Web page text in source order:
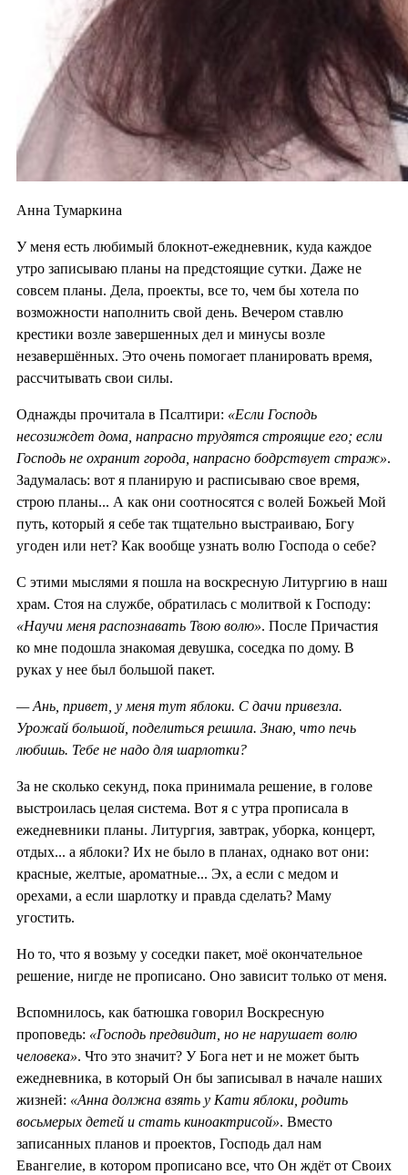
Анна Тумаркина
У меня есть любимый блокнот-ежедневник, куда каждое
утро записываю планы на предстоящие сутки. Даже не
совсем планы. Дела, проекты, все то, чем бы хотела по
возможности наполнить свой день. Вечером ставлю
крестики возле завершенных дел и минусы возле
незавершённых. Это очень помогает планировать время,
рассчитывать свои силы.
Однажды прочитала в Псалтири: «Если Господь
несозиждет дома, напрасно трудятся строящие его; если
Господь не охранит города, напрасно бодрствует страж».
Задумалась: вот я планирую и расписываю свое время,
строю планы... А как они соотносятся с волей Божьей Мой
путь, который я себе так тщательно выстраиваю, Богу
угоден или нет? Как вообще узнать волю Господа о себе?
С этими мыслями я пошла на воскресную Литургию в наш
храм. Стоя на службе, обратилась с молитвой к Господу:
«Научи меня распознавать Твою волю». После Причастия
ко мне подошла знакомая девушка, соседка по дому. В
руках у нее был большой пакет.
— Ань, привет, у меня тут яблоки. С дачи привезла.
Урожай большой, поделиться решила. Знаю, что печь
любишь. Тебе не надо для шарлотки?
За не сколько секунд, пока принимала решение, в голове
выстроилась целая система. Вот я с утра прописала в
ежедневники планы. Литургия, завтрак, уборка, концерт,
отдых... а яблоки? Их не было в планах, однако вот они:
красные, желтые, ароматные... Эх, а если с медом и
орехами, а если шарлотку и правда сделать? Маму
угостить.
Но то, что я возьму у соседки пакет, моё окончательное
решение, нигде не прописано. Оно зависит только от меня.
Вспомнилось, как батюшка говорил Воскресную
проповедь: «Господь предвидит, но не нарушает волю
человека». Что это значит? У Бога нет и не может быть
ежедневника, в который Он бы записывал в начале наших
жизней: «Анна должна взять у Кати яблоки, родить
восьмерых детей и стать киноактрисой». Вместо
записанных планов и проектов, Господь дал нам
Евангелие, в котором прописано все, что Он ждёт от Своих